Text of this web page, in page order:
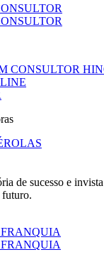
CONSULTOR
de sucesso e
futuro.